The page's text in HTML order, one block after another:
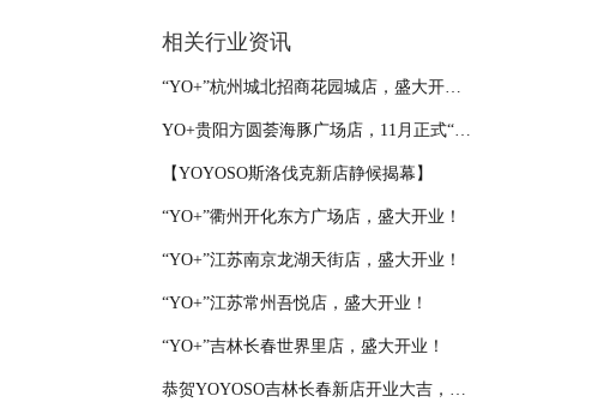
相关行业资讯
“YO+”杭州城北招商花园城店，盛大开业！
YO+贵阳方圆荟海豚广场店，11月正式“开闸放鱼”！
【YOYOSO斯洛伐克新店静候揭幕】
“YO+”衢州开化东方广场店，盛大开业！
“YO+”江苏南京龙湖天街店，盛大开业！
“YO+”江苏常州吾悦店，盛大开业！
“YO+”吉林长春世界里店，盛大开业！
恭贺YOYOSO吉林长春新店开业大吉，大卖特卖